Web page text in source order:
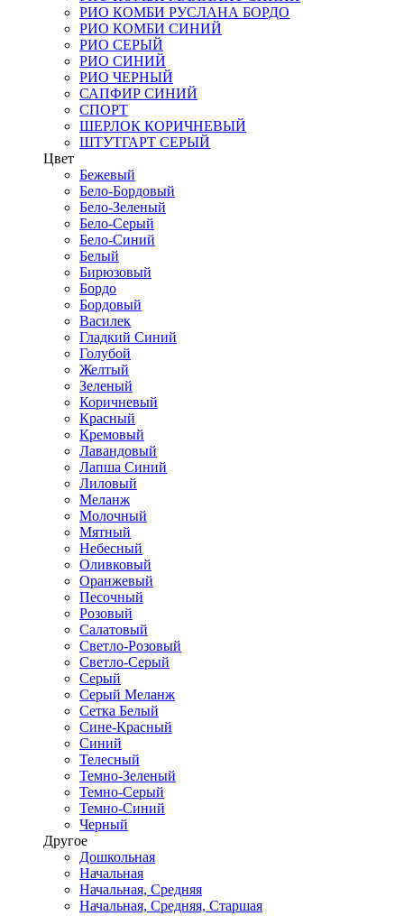
РИО КОМБИ РУСЛАНА БОРДО
РИО КОМБИ СИНИЙ
РИО СЕРЫЙ
РИО СИНИЙ
РИО ЧЕРНЫЙ
САПФИР СИНИЙ
СПОРТ
ШЕРЛОК КОРИЧНЕВЫЙ
ШТУТГАРТ СЕРЫЙ
Цвет
Бежевый
Бело-Бордовый
Бело-Зеленый
Бело-Серый
Бело-Синий
Белый
Бирюзовый
Бордо
Бордовый
Василек
Гладкий Синий
Голубой
Желтый
Зеленый
Коричневый
Красный
Кремовый
Лавандовый
Лапша Синий
Лиловый
Меланж
Молочный
Мятный
Небесный
Оливковый
Оранжевый
Песочный
Розовый
Салатовый
Светло-Розовый
Светло-Серый
Серый
Серый Меланж
Сетка Белый
Сине-Красный
Синий
Телесный
Темно-Зеленый
Темно-Серый
Темно-Синий
Черный
Другое
Дошкольная
Начальная
Начальная, Средняя
Начальная, Средняя, Старшая